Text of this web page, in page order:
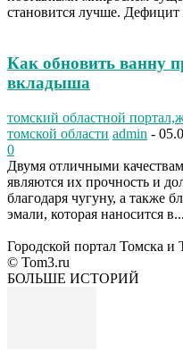
становится лучше. Дефицит
Как обновить ванну
вкладыша
томский областной
томской области admin -
0
Двумя отличными
являются их прочность и
благодаря чугуну, а также
эмали, которая наносится в...
Городской портал Томска и
© Tom3.ru
БОЛЬШЕ ИСТОРИЙ